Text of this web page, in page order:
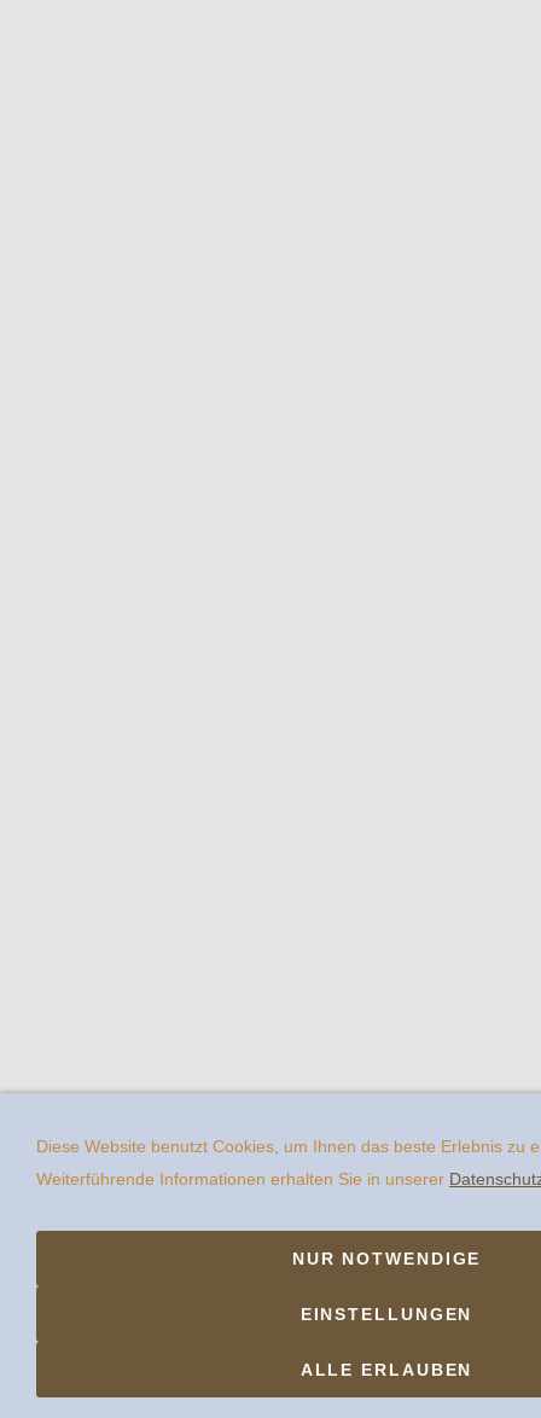
Diese Website benutzt Cookies, um Ihnen das beste Erlebnis zu
Weiterführende Informationen erhalten Sie in unserer
NUR NOTWENDIGE
EINSTELLUNGEN
ALLE ERLAUBEN